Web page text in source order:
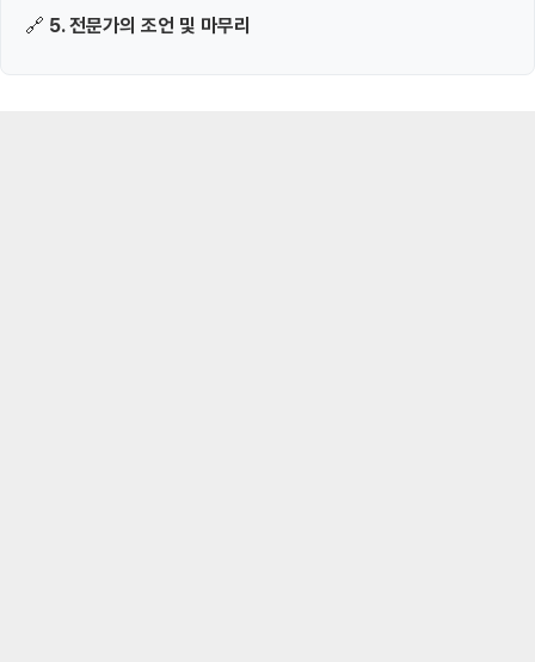
🔗 5. 전문가의 조언 및 마무리